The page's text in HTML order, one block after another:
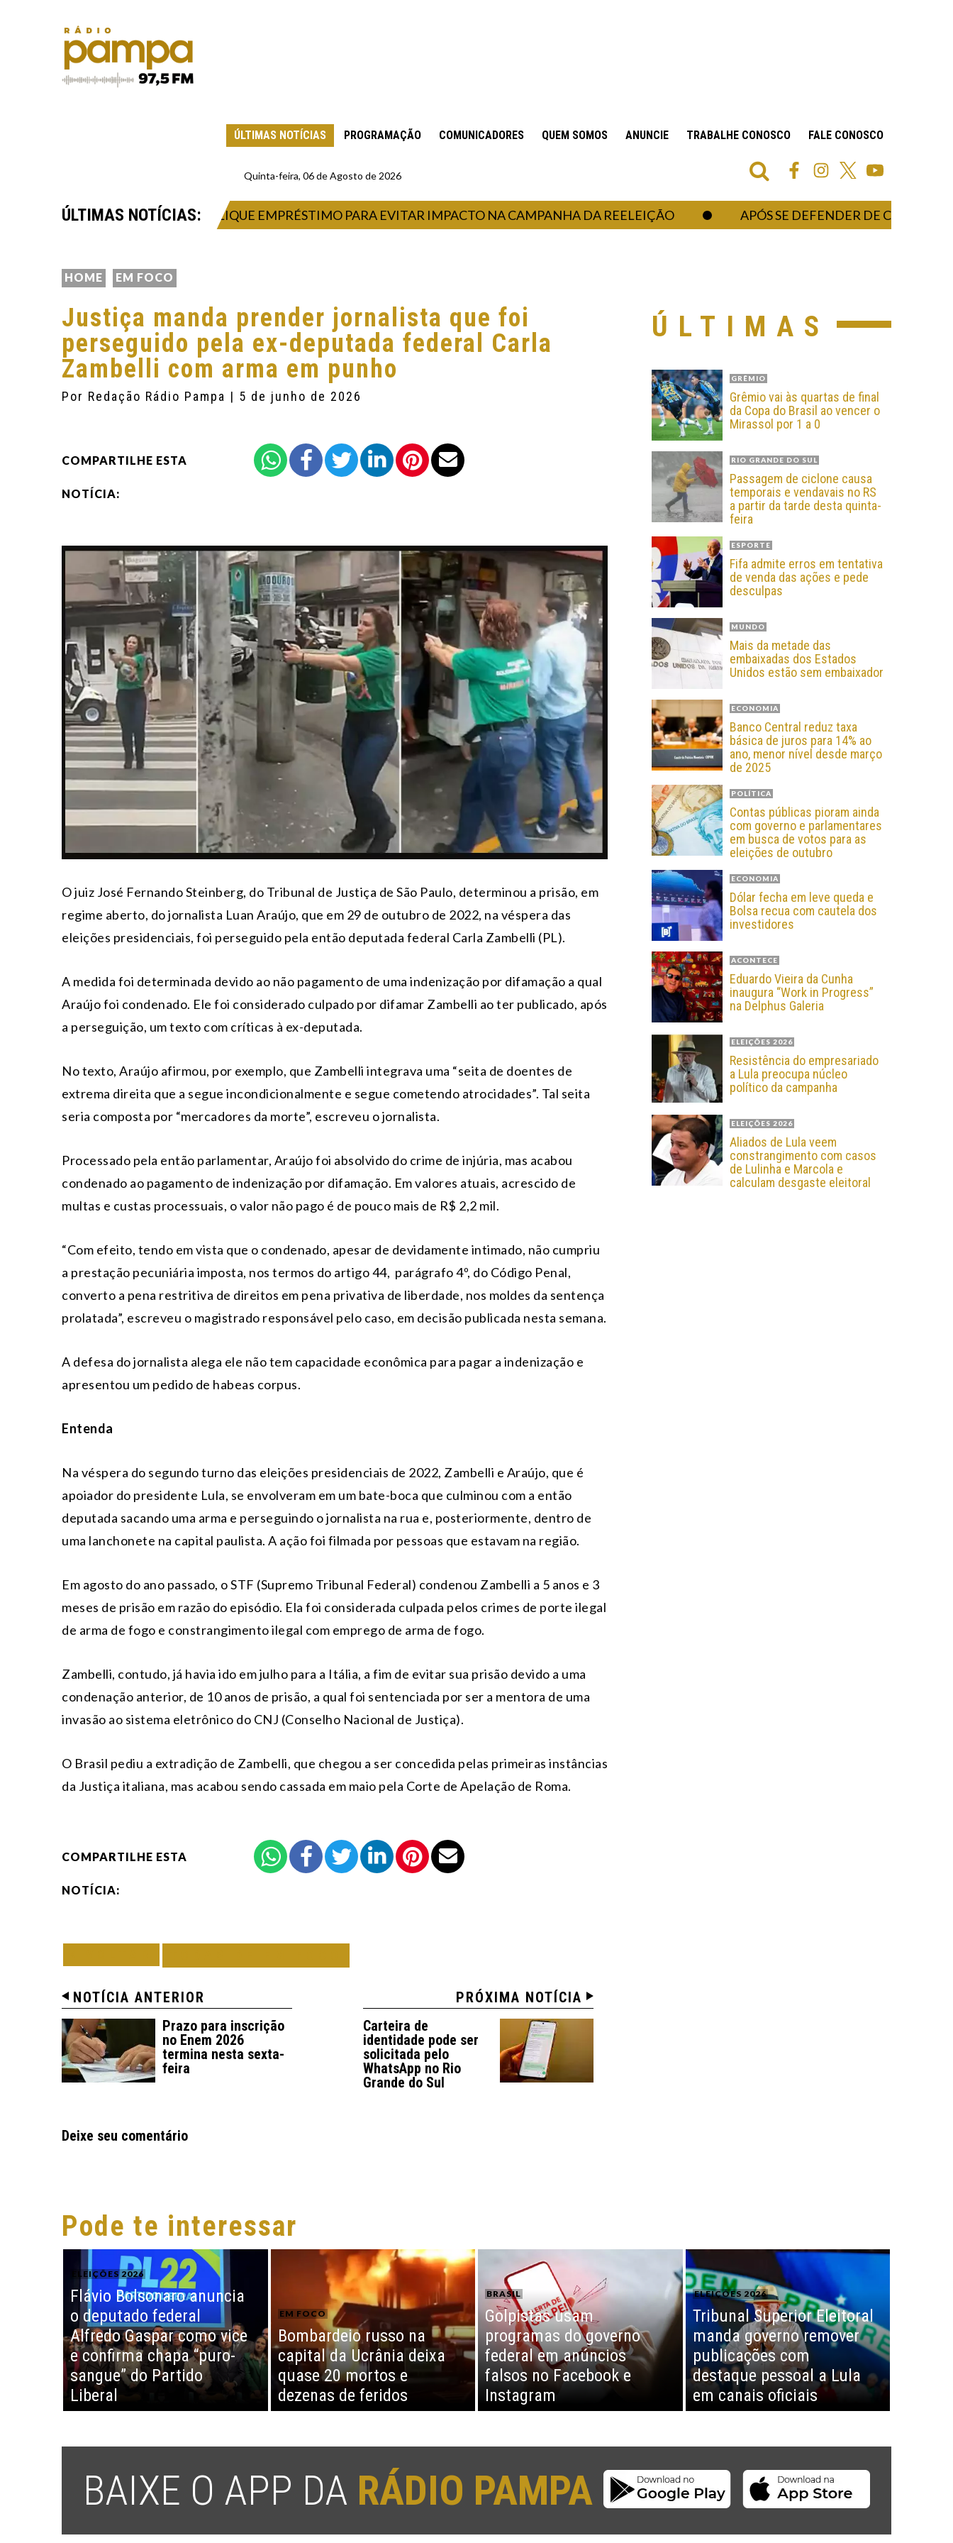
ÚLTIMAS NOTÍCIAS PROGRAMAÇÃO COMUNICADORES QUEM SOMOS ANUNCIE TRABALHE CONOSCO FALE CONOSCO
Quinta-feira, 06 de Agosto de 2026
ÚLTIMAS NOTÍCIAS:
DE GABINETE QUE EXPLIQUE EMPRÉSTIMO PARA EVITAR IMPACTO NA CAMPANHA DA REELEIÇÃO APÓS SE DEFENDER DE CRÍTICAS AO
HOME EM FOCO
Justiça manda prender jornalista que foi
perseguido pela ex-deputada federal Carla
Zambelli com arma em punho
Por Redação Rádio Pampa | 5 de junho de 2026
COMPARTILHE ESTA
NOTÍCIA:
O juiz José Fernando Steinberg, do Tribunal de Justiça de São Paulo, determinou a prisão, em
regime aberto, do jornalista Luan Araújo, que em 29 de outubro de 2022, na véspera das
eleições presidenciais, foi perseguido pela então deputada federal Carla Zambelli (PL).
A medida foi determinada devido ao não pagamento de uma indenização por difamação a qual
Araújo foi condenado. Ele foi considerado culpado por difamar Zambelli ao ter publicado, após
a perseguição, um texto com críticas à ex-deputada.
No texto, Araújo afirmou, por exemplo, que Zambelli integrava uma “seita de doentes de
extrema direita que a segue incondicionalmente e segue cometendo atrocidades”. Tal seita
seria composta por “mercadores da morte”, escreveu o jornalista.
Processado pela então parlamentar, Araújo foi absolvido do crime de injúria, mas acabou
condenado ao pagamento de indenização por difamação. Em valores atuais, acrescido de
multas e custas processuais, o valor não pago é de pouco mais de R$ 2,2 mil.
“Com efeito, tendo em vista que o condenado, apesar de devidamente intimado, não cumpriu
a prestação pecuniária imposta, nos termos do artigo 44, parágrafo 4º, do Código Penal,
converto a pena restritiva de direitos em pena privativa de liberdade, nos moldes da sentença
prolatada”, escreveu o magistrado responsável pelo caso, em decisão publicada nesta semana.
A defesa do jornalista alega ele não tem capacidade econômica para pagar a indenização e
apresentou um pedido de habeas corpus.
Entenda
Na véspera do segundo turno das eleições presidenciais de 2022, Zambelli e Araújo, que é
apoiador do presidente Lula, se envolveram em um bate-boca que culminou com a então
deputada sacando uma arma e perseguindo o jornalista na rua e, posteriormente, dentro de
uma lanchonete na capital paulista. A ação foi filmada por pessoas que estavam na região.
Em agosto do ano passado, o STF (Supremo Tribunal Federal) condenou Zambelli a 5 anos e 3
meses de prisão em razão do episódio. Ela foi considerada culpada pelos crimes de porte ilegal
de arma de fogo e constrangimento ilegal com emprego de arma de fogo.
Zambelli, contudo, já havia ido em julho para a Itália, a fim de evitar sua prisão devido a uma
condenação anterior, de 10 anos de prisão, a qual foi sentenciada por ser a mentora de uma
invasão ao sistema eletrônico do CNJ (Conselho Nacional de Justiça).
O Brasil pediu a extradição de Zambelli, que chegou a ser concedida pelas primeiras instâncias
da Justiça italiana, mas acabou sendo cassada em maio pela Corte de Apelação de Roma.
COMPARTILHE ESTA
NOTÍCIA:
NOTÍCIA ANTERIOR
Prazo para inscrição
no Enem 2026
termina nesta sexta-
feira
PRÓXIMA NOTÍCIA
Carteira de
identidade pode ser
solicitada pelo
WhatsApp no Rio
Grande do Sul
Deixe seu comentário
ÚLTIMAS
GRÊMIO
Grêmio vai às quartas de final
da Copa do Brasil ao vencer o
Mirassol por 1 a 0
RIO GRANDE DO SUL
Passagem de ciclone causa
temporais e vendavais no RS
a partir da tarde desta quinta-
feira
ESPORTE
Fifa admite erros em tentativa
de venda das ações e pede
desculpas
MUNDO
Mais da metade das
embaixadas dos Estados
Unidos estão sem embaixador
ECONOMIA
Banco Central reduz taxa
básica de juros para 14% ao
ano, menor nível desde março
de 2025
POLÍTICA
Contas públicas pioram ainda
com governo e parlamentares
em busca de votos para as
eleições de outubro
ECONOMIA
Dólar fecha em leve queda e
Bolsa recua com cautela dos
investidores
ACONTECE
Eduardo Vieira da Cunha
inaugura “Work in Progress”
na Delphus Galeria
ELEIÇÕES 2026
Resistência do empresariado
a Lula preocupa núcleo
político da campanha
ELEIÇÕES 2026
Aliados de Lula veem
constrangimento com casos
de Lulinha e Marcola e
calculam desgaste eleitoral
Pode te interessar
ELEIÇÕES 2026
Flávio Bolsonaro anuncia
o deputado federal
Alfredo Gaspar como vice
e confirma chapa “puro-
sangue” do Partido
Liberal
EM FOCO
Bombardeio russo na
capital da Ucrânia deixa
quase 20 mortos e
dezenas de feridos
BRASIL
Golpistas usam
programas do governo
federal em anúncios
falsos no Facebook e
Instagram
ELEIÇÕES 2026
Tribunal Superior Eleitoral
manda governo remover
publicações com
destaque pessoal a Lula
em canais oficiais
BAIXE O APP DA RÁDIO PAMPA